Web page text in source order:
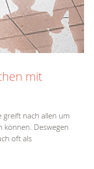
mit
greift nach allen um
können. Deswegen
oft als